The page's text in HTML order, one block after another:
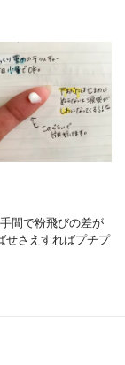
間で粉飛びの差が
せさえすればプチプ